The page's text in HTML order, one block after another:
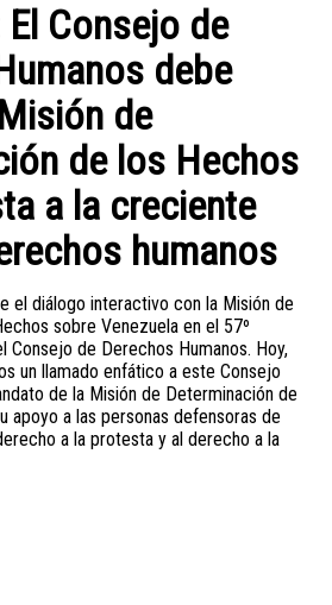
Consejo de
debe
de
de los Hechos
a la creciente
humanos
el diálogo interactivo con la Misión de
sobre Venezuela en el 57º
Consejo de Derechos Humanos. Hoy,
un llamado enfático a este Consejo
de la Misión de Determinación de
apoyo a las personas defensoras de
a la protesta y al derecho a la